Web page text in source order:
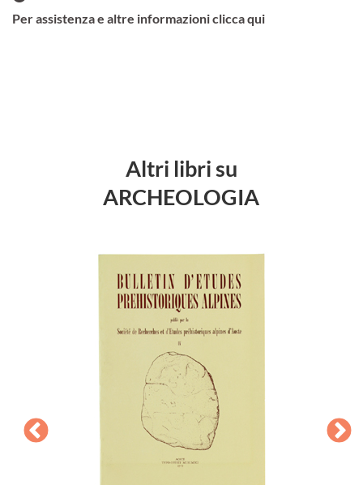
Per assistenza e altre informazioni clicca qui
Altri libri su
ARCHEOLOGIA